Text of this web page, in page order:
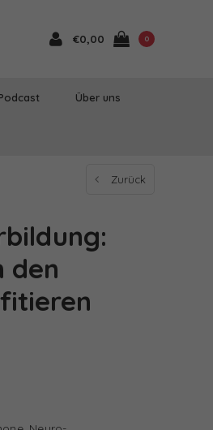
€0,00 0
Über uns
Zurück
den